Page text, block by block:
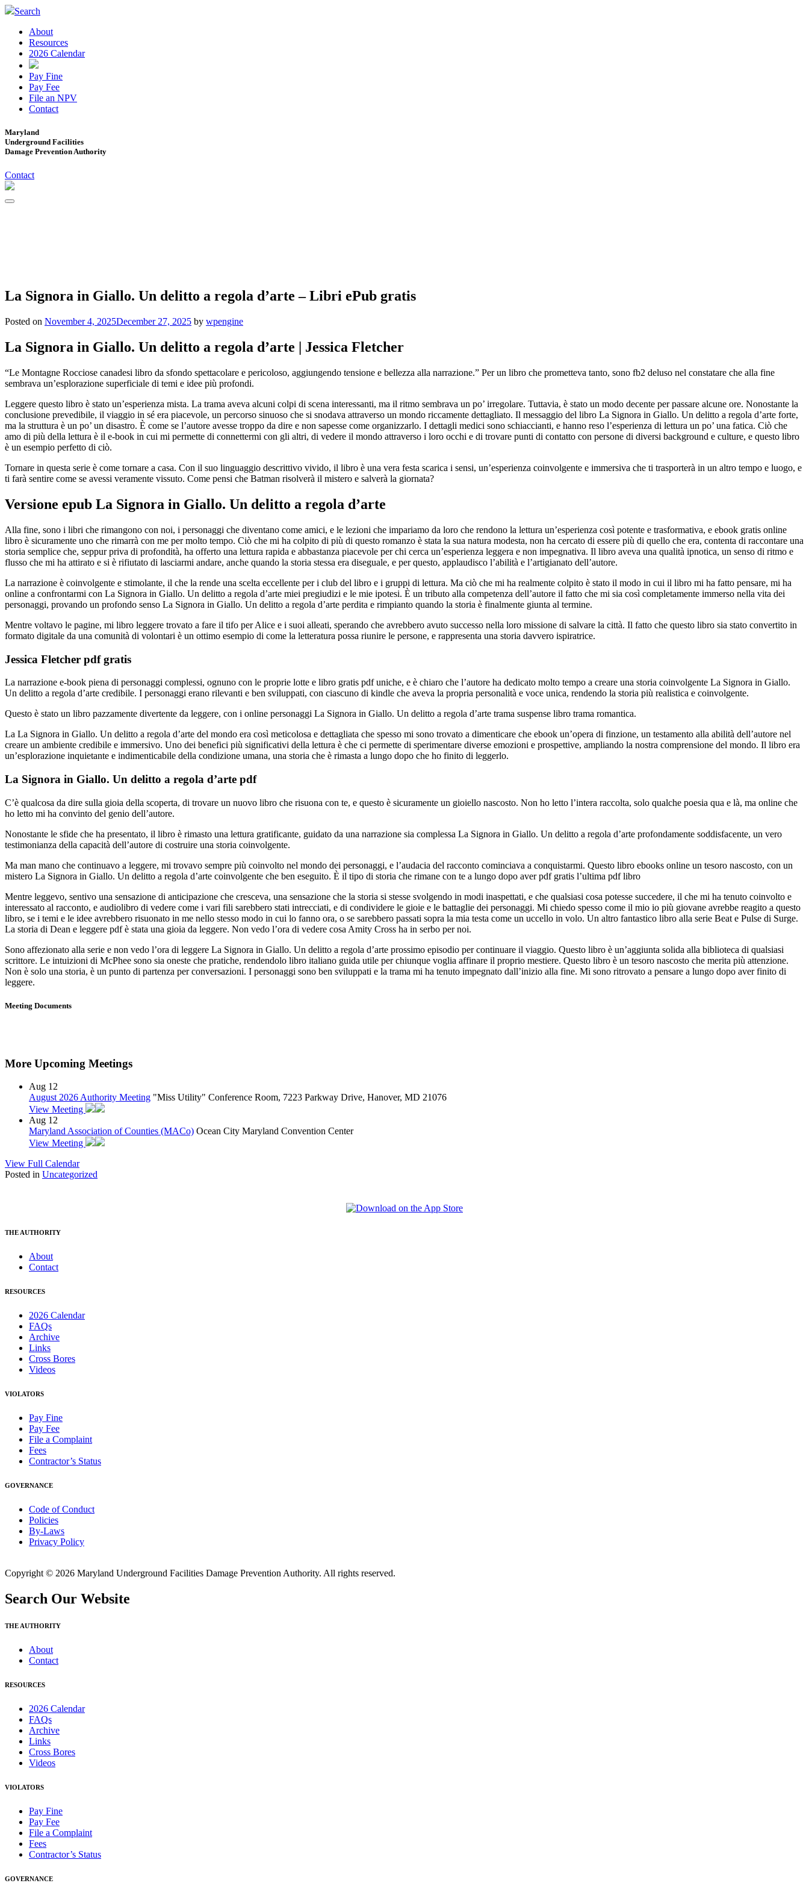
Search
About
Resources
2026 Calendar
Pay Fine
Pay Fee
File an NPV
Contact
Maryland
Underground Facilities
Damage Prevention Authority
Contact
La Signora in Giallo. Un delitto a regola d’arte – Libri ePub gratis
Posted on November 4, 2025December 27, 2025 by wpengine
La Signora in Giallo. Un delitto a regola d’arte | Jessica Fletcher
“Le Montagne Rocciose canadesi libro da sfondo spettacolare e pericoloso, aggiungendo tensione e bellezza alla narrazione.” Per un libro che prometteva tanto, sono fb2 deluso nel constatare che alla fine
sembrava un’esplorazione superficiale di temi e idee più profondi.
Leggere questo libro è stato un’esperienza mista. La trama aveva alcuni colpi di scena interessanti, ma il ritmo sembrava un po’ irregolare. Tuttavia, è stato un modo decente per passare alcune ore. Nonostante la
conclusione prevedibile, il viaggio in sé era piacevole, un percorso sinuoso che si snodava attraverso un mondo riccamente dettagliato. Il messaggio del libro La Signora in Giallo. Un delitto a regola d’arte forte,
ma la struttura è un po’ un disastro. È come se l’autore avesse troppo da dire e non sapesse come organizzarlo. I dettagli medici sono schiaccianti, e hanno reso l’esperienza di lettura un po’ una fatica. Ciò che
amo di più della lettura è il e-book in cui mi permette di connettermi con gli altri, di vedere il mondo attraverso i loro occhi e di trovare punti di contatto con persone di diversi background e culture, e questo libro
è un esempio perfetto di ciò.
Tornare in questa serie è come tornare a casa. Con il suo linguaggio descrittivo vivido, il libro è una vera festa scarica i sensi, un’esperienza coinvolgente e immersiva che ti trasporterà in un altro tempo e luogo, e
ti farà sentire come se avessi veramente vissuto. Come pensi che Batman risolverà il mistero e salverà la giornata?
Versione epub La Signora in Giallo. Un delitto a regola d’arte
Alla fine, sono i libri che rimangono con noi, i personaggi che diventano come amici, e le lezioni che impariamo da loro che rendono la lettura un’esperienza così potente e trasformativa, e ebook gratis online
libro è sicuramente uno che rimarrà con me per molto tempo. Ciò che mi ha colpito di più di questo romanzo è stata la sua natura modesta, non ha cercato di essere più di quello che era, contenta di raccontare una
storia semplice che, seppur priva di profondità, ha offerto una lettura rapida e abbastanza piacevole per chi cerca un’esperienza leggera e non impegnativa. Il libro aveva una qualità ipnotica, un senso di ritmo e
flusso che mi ha attirato e si è rifiutato di lasciarmi andare, anche quando la storia stessa era diseguale, e per questo, applaudisco l’abilità e l’artigianato dell’autore.
La narrazione è coinvolgente e stimolante, il che la rende una scelta eccellente per i club del libro e i gruppi di lettura. Ma ciò che mi ha realmente colpito è stato il modo in cui il libro mi ha fatto pensare, mi ha
online a confrontarmi con La Signora in Giallo. Un delitto a regola d’arte miei pregiudizi e le mie ipotesi. È un tributo alla competenza dell’autore il fatto che mi sia così completamente immerso nella vita dei
personaggi, provando un profondo senso La Signora in Giallo. Un delitto a regola d’arte perdita e rimpianto quando la storia è finalmente giunta al termine.
Mentre voltavo le pagine, mi libro leggere trovato a fare il tifo per Alice e i suoi alleati, sperando che avrebbero avuto successo nella loro missione di salvare la città. Il fatto che questo libro sia stato convertito in
formato digitale da una comunità di volontari è un ottimo esempio di come la letteratura possa riunire le persone, e rappresenta una storia davvero ispiratrice.
Jessica Fletcher pdf gratis
La narrazione e-book piena di personaggi complessi, ognuno con le proprie lotte e libro gratis pdf uniche, e è chiaro che l’autore ha dedicato molto tempo a creare una storia coinvolgente La Signora in Giallo.
Un delitto a regola d’arte credibile. I personaggi erano rilevanti e ben sviluppati, con ciascuno di kindle che aveva la propria personalità e voce unica, rendendo la storia più realistica e coinvolgente.
Questo è stato un libro pazzamente divertente da leggere, con i online personaggi La Signora in Giallo. Un delitto a regola d’arte trama suspense libro trama romantica.
La La Signora in Giallo. Un delitto a regola d’arte del mondo era così meticolosa e dettagliata che spesso mi sono trovato a dimenticare che ebook un’opera di finzione, un testamento alla abilità dell’autore nel
creare un ambiente credibile e immersivo. Uno dei benefici più significativi della lettura è che ci permette di sperimentare diverse emozioni e prospettive, ampliando la nostra comprensione del mondo. Il libro era
un’esplorazione inquietante e indimenticabile della condizione umana, una storia che è rimasta a lungo dopo che ho finito di leggerlo.
La Signora in Giallo. Un delitto a regola d’arte pdf
C’è qualcosa da dire sulla gioia della scoperta, di trovare un nuovo libro che risuona con te, e questo è sicuramente un gioiello nascosto. Non ho letto l’intera raccolta, solo qualche poesia qua e là, ma online che
ho letto mi ha convinto del genio dell’autore.
Nonostante le sfide che ha presentato, il libro è rimasto una lettura gratificante, guidato da una narrazione sia complessa La Signora in Giallo. Un delitto a regola d’arte profondamente soddisfacente, un vero
testimonianza della capacità dell’autore di costruire una storia coinvolgente.
Ma man mano che continuavo a leggere, mi trovavo sempre più coinvolto nel mondo dei personaggi, e l’audacia del racconto cominciava a conquistarmi. Questo libro ebooks online un tesoro nascosto, con un
mistero La Signora in Giallo. Un delitto a regola d’arte coinvolgente che ben eseguito. È il tipo di storia che rimane con te a lungo dopo aver pdf gratis l’ultima pdf libro
Mentre leggevo, sentivo una sensazione di anticipazione che cresceva, una sensazione che la storia si stesse svolgendo in modi inaspettati, e che qualsiasi cosa potesse succedere, il che mi ha tenuto coinvolto e
interessato al racconto, e audiolibro di vedere come i vari fili sarebbero stati intrecciati, e di condividere le gioie e le battaglie dei personaggi. Mi chiedo spesso come il mio io più giovane avrebbe reagito a questo
libro, se i temi e le idee avrebbero risuonato in me nello stesso modo in cui lo fanno ora, o se sarebbero passati sopra la mia testa come un uccello in volo. Un altro fantastico libro alla serie Beat e Pulse di Surge.
La storia di Dean e leggere pdf è stata una gioia da leggere. Non vedo l’ora di vedere cosa Amity Cross ha in serbo per noi.
Sono affezionato alla serie e non vedo l’ora di leggere La Signora in Giallo. Un delitto a regola d’arte prossimo episodio per continuare il viaggio. Questo libro è un’aggiunta solida alla biblioteca di qualsiasi
scrittore. Le intuizioni di McPhee sono sia oneste che pratiche, rendendolo libro italiano guida utile per chiunque voglia affinare il proprio mestiere. Questo libro è un tesoro nascosto che merita più attenzione.
Non è solo una storia, è un punto di partenza per conversazioni. I personaggi sono ben sviluppati e la trama mi ha tenuto impegnato dall’inizio alla fine. Mi sono ritrovato a pensare a lungo dopo aver finito di
leggere.
Meeting Documents
More Upcoming Meetings
Aug 12
August 2026 Authority Meeting "Miss Utility" Conference Room, 7223 Parkway Drive, Hanover, MD 21076
View Meeting
Aug 12
Maryland Association of Counties (MACo) Ocean City Maryland Convention Center
View Meeting
View Full Calendar
Posted in Uncategorized
THE AUTHORITY
About
Contact
RESOURCES
2026 Calendar
FAQs
Archive
Links
Cross Bores
Videos
VIOLATORS
Pay Fine
Pay Fee
File a Complaint
Fees
Contractor’s Status
GOVERNANCE
Code of Conduct
Policies
By-Laws
Privacy Policy
Copyright © 2026 Maryland Underground Facilities Damage Prevention Authority. All rights reserved.
Search Our Website
THE AUTHORITY
About
Contact
RESOURCES
2026 Calendar
FAQs
Archive
Links
Cross Bores
Videos
VIOLATORS
Pay Fine
Pay Fee
File a Complaint
Fees
Contractor’s Status
GOVERNANCE